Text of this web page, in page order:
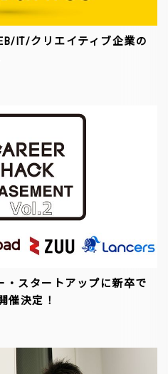
IT/クリエイティブ企業の
・スタートアップに新卒で
催決定！